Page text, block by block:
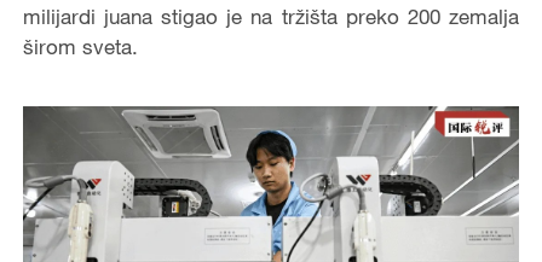
milijardi juana stigao je na tržišta preko 200 zemalja
širom sveta.